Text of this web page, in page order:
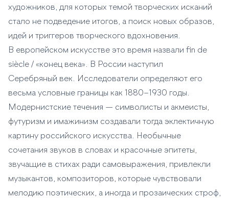
художников, для которых темой творческих исканий
стало не подведение итогов, а поиск новых образов,
идей и триггеров творческого вдохновения.
В европейском искусстве это время назвали fin de
siècle / «конец века». В России наступил
Серебряный век. Исследователи определяют его
весьма условные границы как 1880–1930 годы.
Модернистские течения — символисты и акмеисты,
футуризм и имажинизм создавали тогда эклектичную
картину российского искусства. Необычные
сочетания звуков в словах и красочные эпитеты,
звучащие в стихах ради самовыражения, привлекли
музыкантов, композиторов, которые чувствовали
мелодию поэтических, а иногда и прозаических строф,